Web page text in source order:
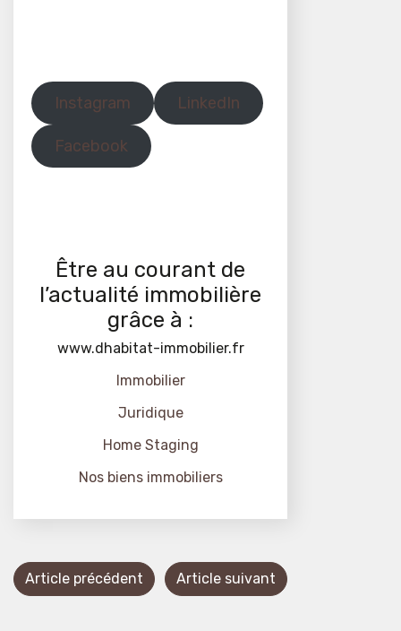
Instagram LinkedIn
Facebook
Être au courant de
l’actualité immobilière
grâce à :
www.dhabitat-immobilier.fr
Immobilier
Juridique
Home Staging
Nos biens immobiliers
Article précédent Article suivant